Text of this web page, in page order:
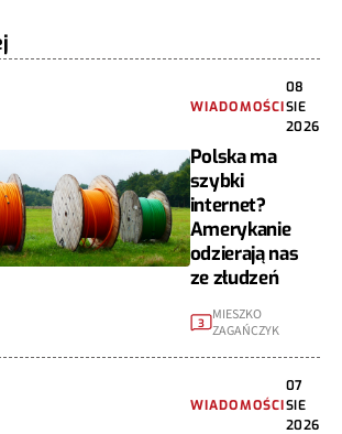
WIADOMOŚCI
08
SIE
2026
Polska ma
szybki
internet?
Amerykanie
odzierają nas
ze złudzeń
3 MIESZKO
ZAGAŃCZYK
WIADOMOŚCI
07
SIE
2026